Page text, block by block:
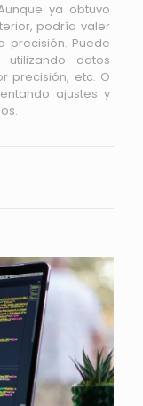
ya obtuvo
podría valer
precisión. Puede
datos
precisión, etc. O
ajustes y